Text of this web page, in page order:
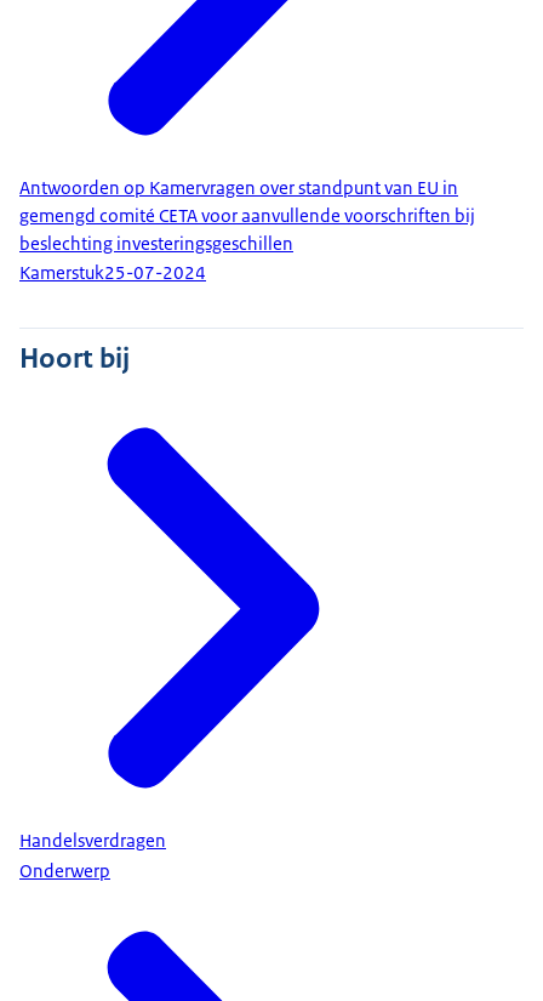
Antwoorden op Kamervragen over standpunt van EU in
gemengd comité CETA voor aanvullende voorschriften bij
beslechting investeringsgeschillen
Kamerstuk25-07-2024
Hoort bij
Handelsverdragen
Onderwerp